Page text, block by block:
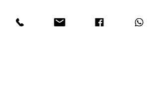
✔ Entstehungsjahr 2025